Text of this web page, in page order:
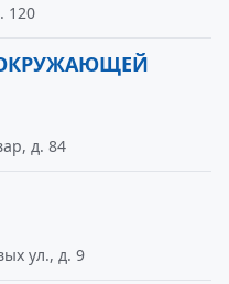
120
д. 84
ул., д. 9